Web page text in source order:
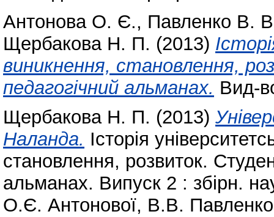
Антонова О. Є., Павленко В.
Щербакова Н. П. (2013)
виникнення, становлення,
педагогічний альманах. Вид-
Щербакова Н. П. (2013)
Наланда. Історія
становлення, розвиток.
альманах. Випуск 2 : збірн.
О.Є. Антонової, В.В.